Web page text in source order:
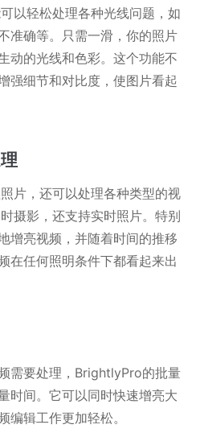
以轻松处理各种光线问题，如
准确等。只需一滑，你的照片
动的光线和色彩。这个功能不
强细节和对比度，使图片看起
片，还可以处理各种类型的视
摄影，还支持实时照片。特别
增亮视频，并随着时间的推移
在任何照明条件下都看起来出
需要处理，BrightlyPro的批量
时间。它可以同时快速增亮大
编辑工作更加轻松。